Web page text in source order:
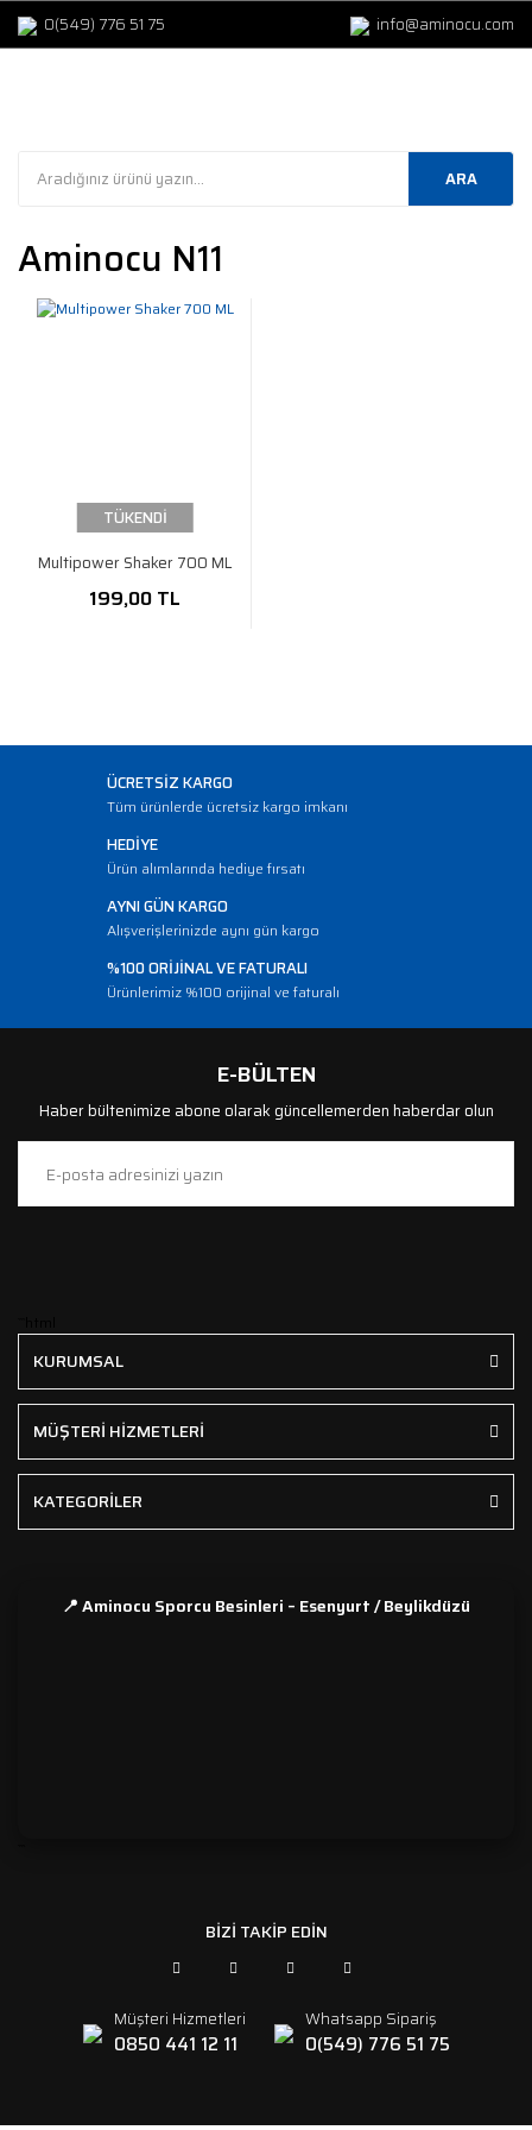
0(549) 776 51 75 info@aminocu.com
ARA
Aminocu N11
TÜKENDİ
Multipower Shaker 700 ML
199,00 TL
ÜCRETSİZ KARGO
Tüm ürünlerde ücretsiz kargo imkanı
HEDİYE
Ürün alımlarında hediye fırsatı
AYNI GÜN KARGO
Alışverişlerinizde aynı gün kargo
%100 ORİJİNAL VE FATURALI
Ürünlerimiz %100 orijinal ve faturalı
E-BÜLTEN
Haber bültenimize abone olarak güncellemerden haberdar olun
KURUMSAL
MÜŞTERİ HİZMETLERİ
KATEGORİLER
📍 Aminocu Sporcu Besinleri – Esenyurt / Beylikdüzü
BİZİ TAKİP EDİN
Müşteri Hizmetleri
0850 441 12 11
Whatsapp Sipariş
0(549) 776 51 75